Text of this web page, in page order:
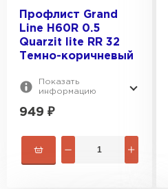
Профлист Grand
Line H60R 0.5
Quarzit lite RR 32
Темно-коричневый
Показать
информацию
949 ₽